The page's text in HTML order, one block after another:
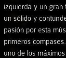
izquierda y un gran
un sólido y
pasión por esta
primeros
uno de los